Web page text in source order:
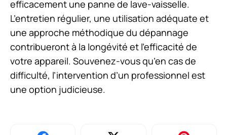
efficacement une panne de lave-vaisselle.
L’entretien régulier, une utilisation adéquate et
une approche méthodique du dépannage
contribueront à la longévité et l’efficacité de
votre appareil. Souvenez-vous qu’en cas de
difficulté, l’intervention d’un professionnel est
une option judicieuse.